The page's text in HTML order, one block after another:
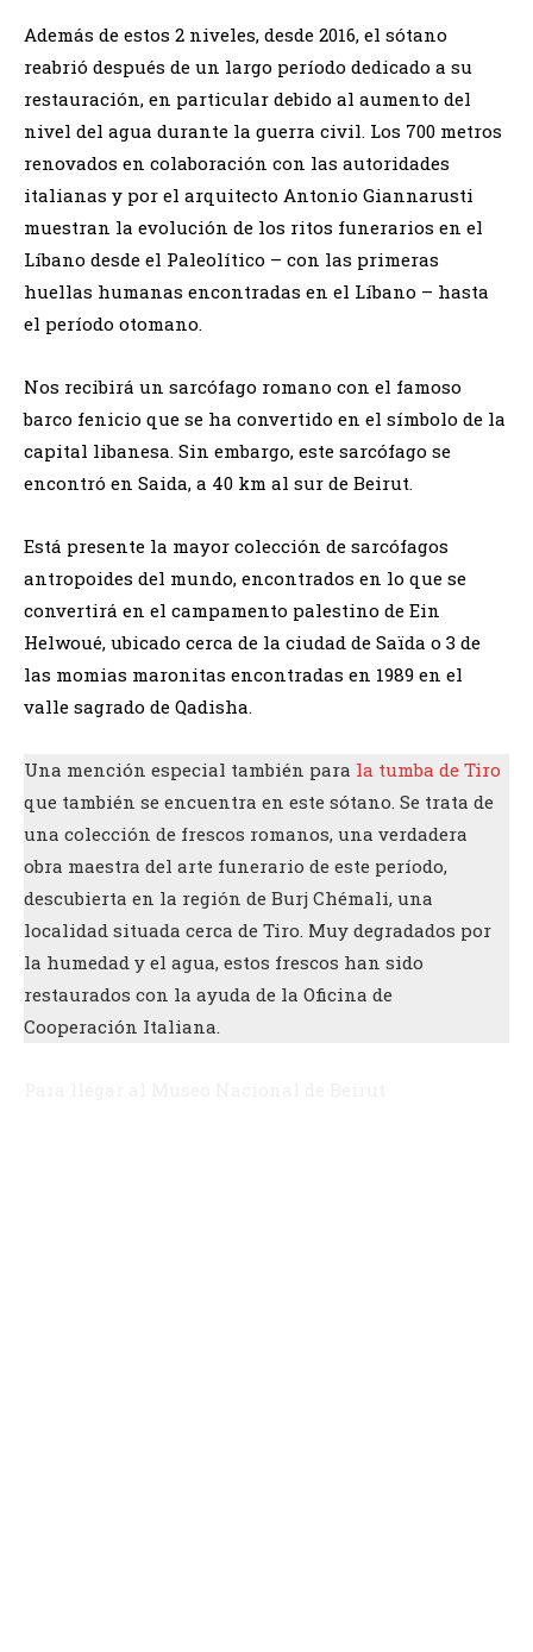
Además de estos 2 niveles, desde 2016, el sótano
reabrió después de un largo período dedicado a su
restauración, en particular debido al aumento del
nivel del agua durante la guerra civil. Los 700 metros
renovados en colaboración con las autoridades
italianas y por el arquitecto Antonio Giannarusti
muestran la evolución de los ritos funerarios en el
Líbano desde el Paleolítico – con las primeras
huellas humanas encontradas en el Líbano – hasta
el período otomano.
Nos recibirá un sarcófago romano con el famoso
barco fenicio que se ha convertido en el símbolo de la
capital libanesa. Sin embargo, este sarcófago se
encontró en Saida, a 40 km al sur de Beirut.
Está presente la mayor colección de sarcófagos
antropoides del mundo, encontrados en lo que se
convertirá en el campamento palestino de Ein
Helwoué, ubicado cerca de la ciudad de Saïda o 3 de
las momias maronitas encontradas en 1989 en el
valle sagrado de Qadisha.
Una mención especial también para la tumba de Tiro
que también se encuentra en este sótano. Se trata de
una colección de frescos romanos, una verdadera
obra maestra del arte funerario de este período,
descubierta en la región de Burj Chémali, una
localidad situada cerca de Tiro. Muy degradados por
la humedad y el agua, estos frescos han sido
restaurados con la ayuda de la Oficina de
Cooperación Italiana.